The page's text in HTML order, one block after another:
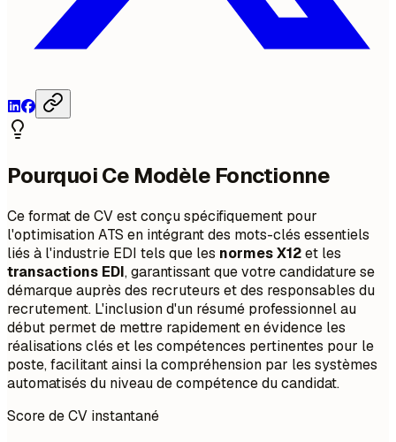
Pourquoi Ce Modèle Fonctionne
Ce format de CV est conçu spécifiquement pour
l'optimisation ATS en intégrant des mots-clés essentiels
liés à l'industrie EDI tels que les normes X12et les
transactions EDI, garantissant que votre candidature se
démarque auprès des recruteurs et des responsables du
recrutement. L'inclusion d'un résumé professionnel au
début permet de mettre rapidement en évidence les
réalisations clés et les compétences pertinentes pour le
poste, facilitant ainsi la compréhension par les systèmes
automatisés du niveau de compétence du candidat.
Score de CV instantané